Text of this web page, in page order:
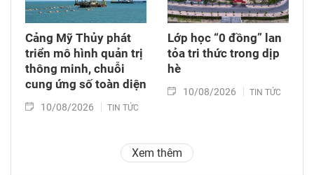
Cảng Mỹ Thủy phát
triển mô hình quản trị
thông minh, chuỗi
cung ứng số toàn diện
10/08/2026 TIN TỨC
Lớp học “0 đồng” lan
tỏa tri thức trong dịp
hè
10/08/2026 TIN TỨC
Xem thêm